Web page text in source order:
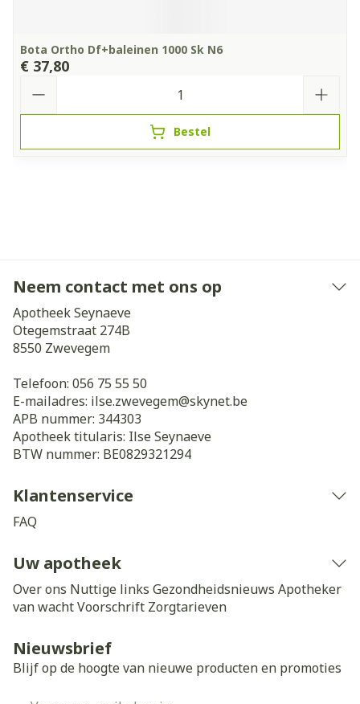
Bota Ortho Df+baleinen 1000 Sk N6
€ 37,80
Bestel
Neem contact met ons op
Apotheek Seynaeve
Otegemstraat 274B
8550 Zwevegem
Telefoon: 056 75 55 50
E-mailadres: ilse.zwevegem@skynet.be
APB nummer: 344303
Apotheek titularis: Ilse Seynaeve
BTW nummer: BE0829321294
Klantenservice
FAQ
Uw apotheek
Over ons Nuttige links Gezondheidsnieuws Apotheker
van wachtVoorschrift Zorgtarieven
Nieuwsbrief
Blijf op de hoogte van nieuwe producten en promoties